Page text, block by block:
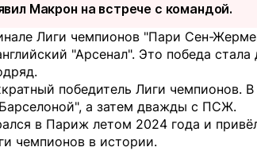
Макрон на встрече с командой.
Лиги чемпионов "Пари Сен-
"Арсенал". Это победа
победитель Лиги чемпионов. В
а затем дважды с ПСЖ.
в Париж летом 2024 года и
чемпионов в истории.